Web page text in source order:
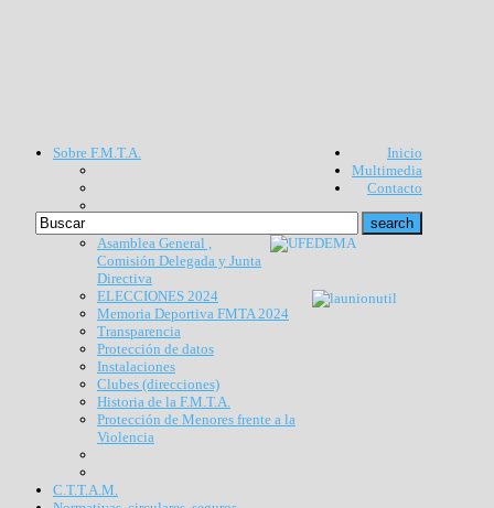
Inicio
Multimedia
Contacto
Sobre F.M.T.A.
Asamblea General ,
Comisión Delegada y Junta
Directiva
ELECCIONES 2024
Memoria Deportiva FMTA 2024
Transparencia
Protección de datos
Instalaciones
Clubes (direcciones)
Historia de la F.M.T.A.
Protección de Menores frente a la
Violencia
C.T.T.A.M.